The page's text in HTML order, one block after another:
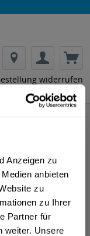
Anzeigen zu
anbieten
zu
zu Ihrer
Partner für
weiter. Unsere
widerrufen
Datenschutzerklärung